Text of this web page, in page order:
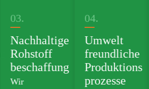
03.
Nachhaltige
Rohstoff
beschaffung
Wir
04.
Umwelt
freundliche
Produktions
prozesse